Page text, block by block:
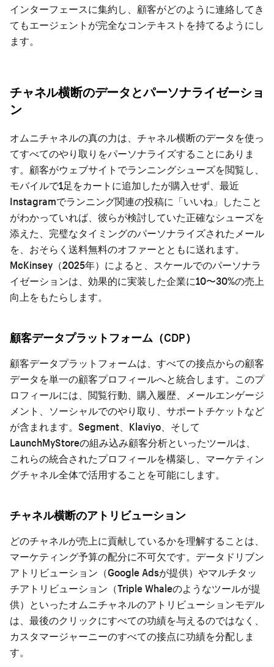
インターフェースに集約し、顧客がどのように連絡してき
てもエージェントが完全なコンテキストを持てるようにし
ます。
チャネル横断のデータとパーソナライゼーショ
ン
オムニチャネルの真の力は、チャネル横断のデータを使っ
てすべてのやり取りをパーソナライズすることにありま
す。顧客がウェブサイトでランニングシューズを閲覧し、
モバイルで1足をカートに追加したが購入せず、最近
Instagramでランニング関連の投稿に「いいね」したこと
がわかっていれば、彼らが検討していた正確なシューズを
添えた、完璧なタイミングのパーソナライズされたメール
を、おそらく送料無料のオファーとともに送れます。
McKinsey（2025年）によると、スケールでのパーソナラ
イゼーションは、効果的に実装した企業に10〜30%の売上
向上をもたらします。
顧客データプラットフォーム（CDP）
顧客データプラットフォームは、すべての接点からの顧客
データを単一の顧客プロフィールへと統合します。このプ
ロフィールには、閲覧行動、購入履歴、メールエンゲージ
メント、ソーシャルでのやり取り、サポートチケットなど
が含まれます。Segment、Klaviyo、そして
LaunchMyStoreの組み込み顧客分析といったツールは、
これらの統合されたプロフィールを構築し、マーケティン
グチャネル全体で活用することを可能にします。
チャネル横断のアトリビューション
どのチャネルが売上に貢献しているかを理解することは、
マーケティング予算の配分に不可欠です。データドリブン
アトリビューション（Google Adsが提供）やマルチタッ
チアトリビューション（Triple Whaleのようなツールが提
供）といったオムニチャネルのアトリビューションモデル
は、最後のクリックにすべての功績を与えるのではなく、
カスタマージャーニーのすべての接点に功績を分配しま
す。